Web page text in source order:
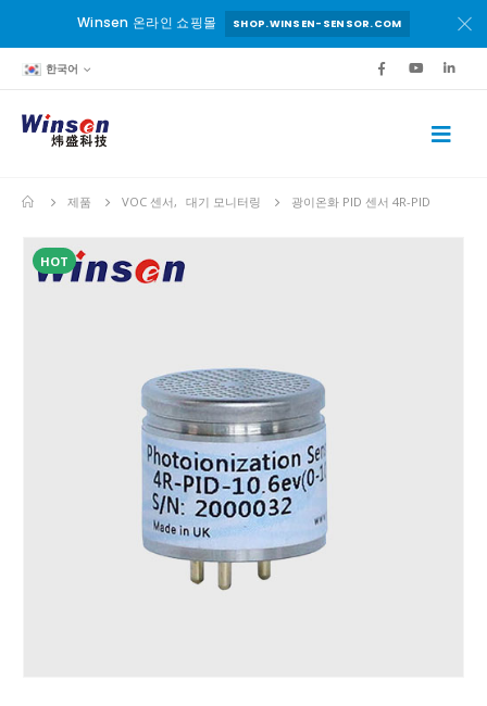
Winsen 온라인 쇼핑몰 SHOP.WINSEN-SENSOR.COM
한국어
제품 VOC 센서, 대기 모니터링 광이온화 PID 센서 4R-PID
HOT